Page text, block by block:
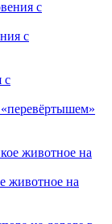
с
животное на